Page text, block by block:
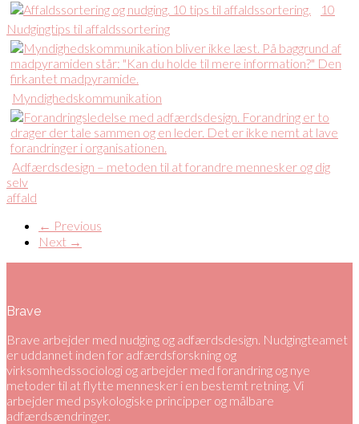
10
Nudgingtips til affaldssortering
Myndighedskommunikation
Adfærdsdesign – metoden til at forandre mennesker og dig
selv
affald
← Previous
Next →
Brave
Brave arbejder med nudging og adfærdsdesign. Nudgingteamet
er uddannet inden for adfærdsforskning og
virksomhedssociologi og arbejder med forandring og nye
metoder til at flytte mennesker i en bestemt retning. Vi
arbejder med psykologiske principper og målbare
adfærdsændringer.